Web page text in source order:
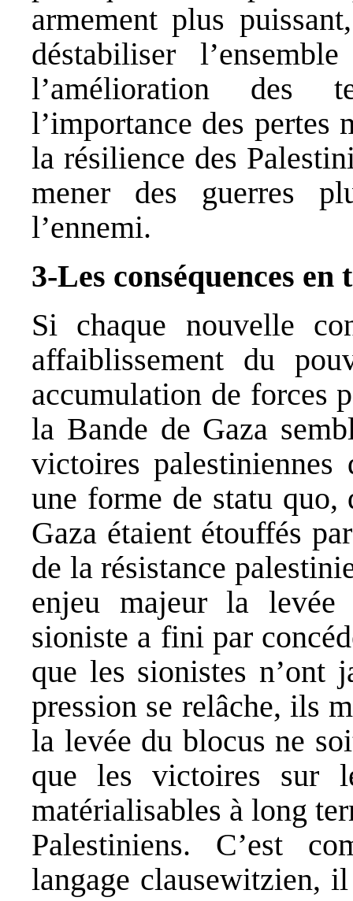
armement plus
déstabiliser
l’amélioration des
l’importance des
la résilience des
mener des guerres
l’ennemi.
3-Les conséquences
Si chaque nouvelle
affaiblissement du
accumulation de forces
la Bande de Gaza
victoires
une forme de statu quo,
Gaza étaient étouffés
de la résistance
enjeu majeur la levée
sioniste a fini par
que les sionistes n’ont
pression se relâche, ils
la levée du blocus ne
que les victoires sur
matérialisables à long
Palestiniens. C’est
langage clausewitzien,